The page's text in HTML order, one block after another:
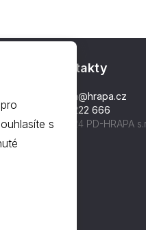
Kontakty
hrapa@hrapa.cz
577 222 666
©2024 PD-HRAPA